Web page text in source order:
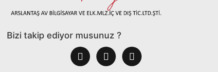
Bizi takip ediyor musunuz ?